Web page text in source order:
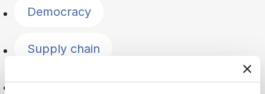
Democracy
Supply chain
Geopolitics